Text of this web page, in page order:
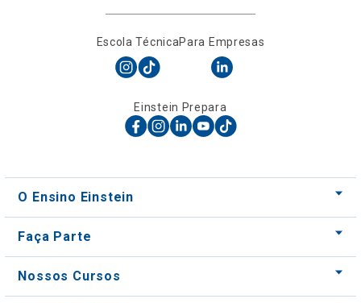
Escola TécnicaPara Empresas
Einstein Prepara
O Ensino Einstein
Faça Parte
Nossos Cursos